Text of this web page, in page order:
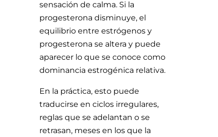
sensación de calma. Si la
progesterona disminuye, el
equilibrio entre estrógenos y
progesterona se altera y puede
aparecer lo que se conoce como
dominancia estrogénica relativa.
En la práctica, esto puede
traducirse en ciclos irregulares,
reglas que se adelantan o se
retrasan, meses en los que la